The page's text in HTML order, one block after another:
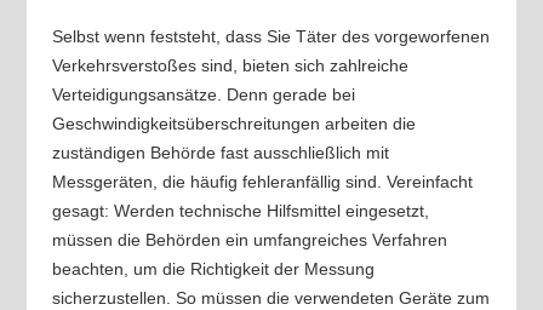
Selbst wenn feststeht, dass Sie Täter des vorgeworfenen
Verkehrsverstoßes sind, bieten sich zahlreiche
Verteidigungsansätze. Denn gerade bei
Geschwindigkeitsüberschreitungen arbeiten die
zuständigen Behörde fast ausschließlich mit
Messgeräten, die häufig fehleranfällig sind. Vereinfacht
gesagt: Werden technische Hilfsmittel eingesetzt,
müssen die Behörden ein umfangreiches Verfahren
beachten, um die Richtigkeit der Messung
sicherzustellen. So müssen die verwendeten Geräte zum